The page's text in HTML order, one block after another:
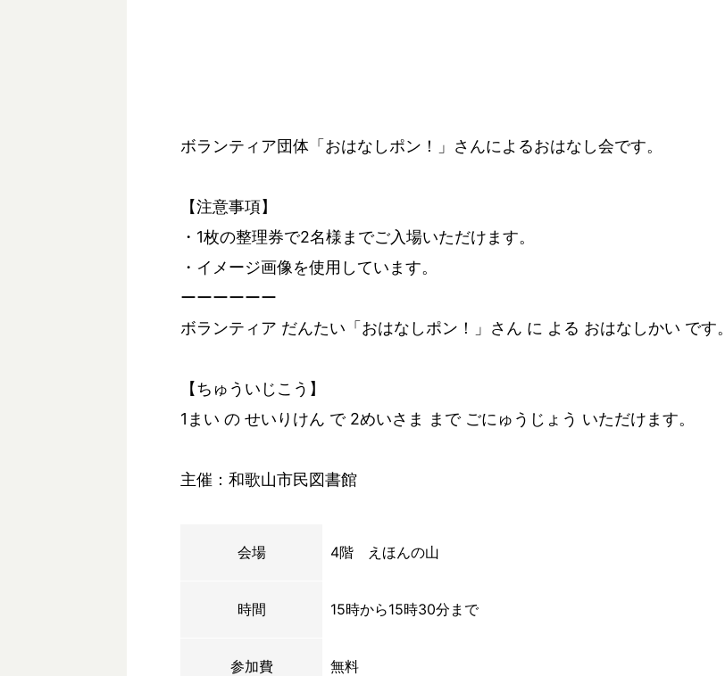
ボランティア団体「おはなしポン！」さんによるおはなし会です。
【注意事項】
・1枚の整理券で2名様までご入場いただけます。
・イメージ画像を使用しています。
ーーーーーー
ボランティア だんたい「おはなしポン！」さん に よる おはなしかい です。
【ちゅういじこう】
1まい の せいりけん で 2めいさま まで ごにゅうじょう いただけます。
主催：和歌山市民図書館
会場 4階 えほんの山
時間 15時から15時30分まで
参加費 無料